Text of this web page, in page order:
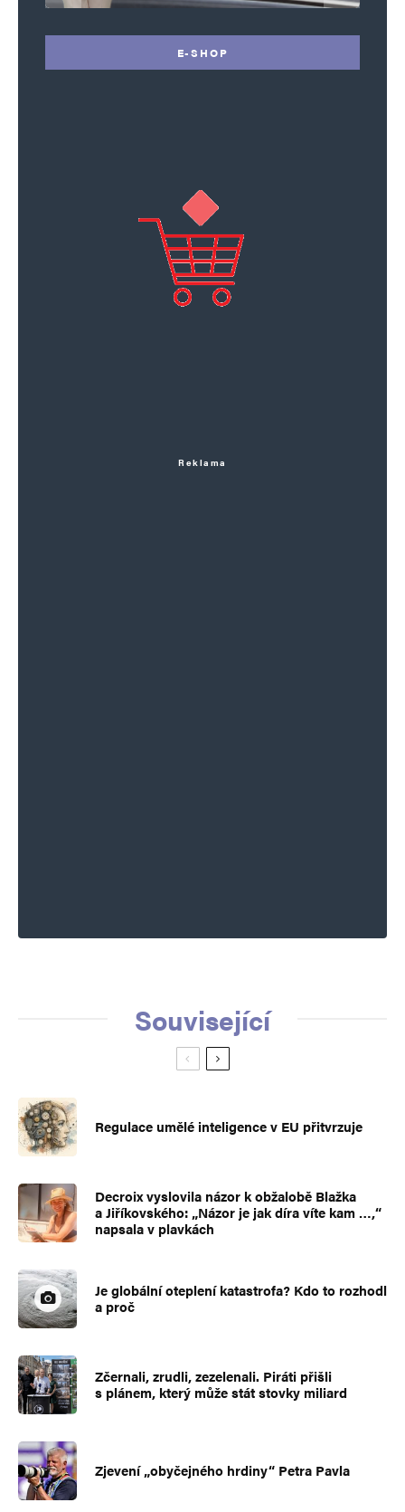
E-SHOP
Reklama
Související
Regulace umělé inteligence v EU přitvrzuje
Decroix vyslovila názor k obžalobě Blažka
a Jiříkovského: „Názor je jak díra víte kam …,“
napsala v plavkách
Je globální oteplení katastrofa? Kdo to rozhodl
a proč
Zčernali, zrudli, zezelenali. Piráti přišli
s plánem, který může stát stovky miliard
Zjevení „obyčejného hrdiny“ Petra Pavla